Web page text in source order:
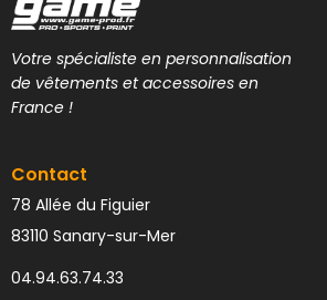
Votre spécialiste en personnalisation
de vêtements et accessoires en
France !
Contact
78 Allée du Figuier
83110 Sanary-sur-Mer
04.94.63.74.33